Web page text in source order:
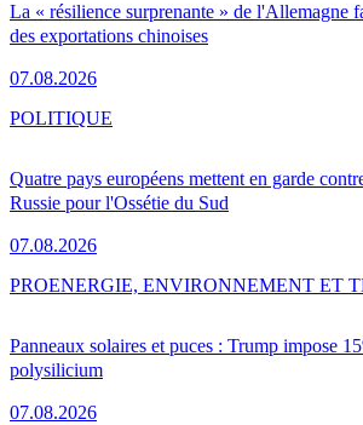
La « résilience surprenante » de l'Allemagne
des exportations chinoises
07.08.2026
Quatre pays européens mettent en garde
Russie pour l'Ossétie du Sud
07.08.2026
POLITIQUE
Panneaux solaires et puces : Trump impose
polysilicium
07.08.2026
PROENERGIE, ENVIRONNEMENT ET